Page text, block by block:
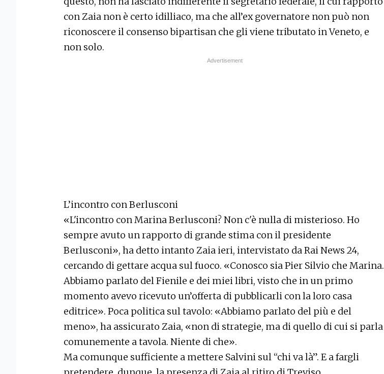
con Zaia non è certo idilliaco, ma che all’ex governatore non può non
riconoscere il consenso bipartisan che gli viene tributato in Veneto, e
non solo.
L’incontro con Berlusconi
«L'incontro con Marina Berlusconi? Non c'è nulla di misterioso. Ho
sempre avuto un rapporto di grande stima con il presidente
Berlusconi», ha detto intanto Zaia ieri, intervistato da Rai News 24,
cercando di gettare acqua sul fuoco. «Conosco sia Pier Silvio che Marina.
Abbiamo parlato del Fienile e dei miei libri, visto che in un primo
momento avevo ricevuto un’offerta di pubblicarli con la loro casa
editrice». Poca politica sul tavolo: «Abbiamo parlato del più e del
meno», ha assicurato Zaia, «non di strategie, ma di quello di cui si parla
comunemente a tavola. Niente di che».
Ma comunque sufficiente a mettere Salvini sul “chi va là”. E a fargli